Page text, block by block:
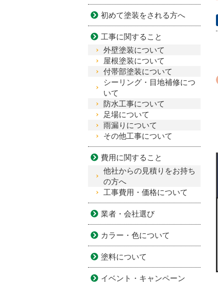
初めて塗装をされる方へ
工事に関すること
外壁塗装について
屋根塗装について
付帯部塗装について
シーリング・目地補修につ
いて
防水工事について
足場について
雨漏りについて
その他工事について
費用に関すること
他社からの見積りをお持ち
の方へ
工事費用・価格について
業者・会社選び
カラー・色について
塗料について
イベント・キャンペーン